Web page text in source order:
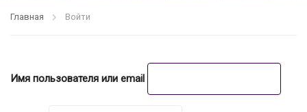
Главная Войти
Имя пользователя или email